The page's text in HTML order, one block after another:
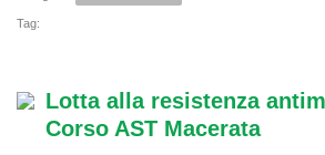
Tag:
Lotta alla resistenza
Corso AST Macerata